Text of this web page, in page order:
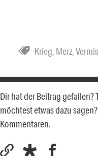
Krieg, Merz,
Dir hat der Beitrag gefallen?
möchtest etwas dazu
Kommentaren.